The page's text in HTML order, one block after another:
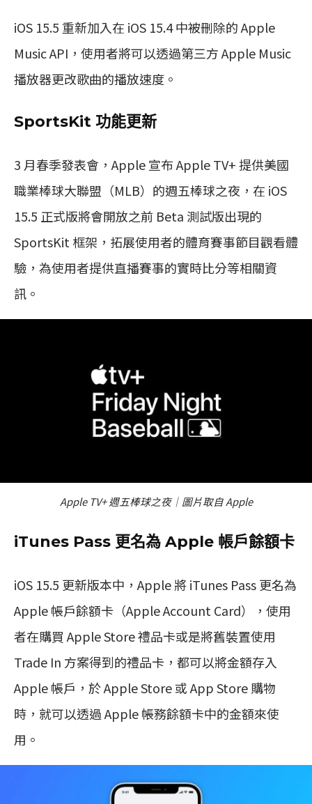
iOS 15.5 重新加入在 iOS 15.4 中被刪除的 Apple
Music API，使用者將可以透過第三方 Apple Music
播放器更改歌曲的播放速度。
SportsKit 功能更新
3 月春季發表會，Apple 宣布 Apple TV+ 提供美國
職業棒球大聯盟（MLB）的週五棒球之夜，在 iOS
15.5 正式版將會開放之前 Beta 測試版出現的
SportsKit 框架，拓展使用者的體育賽事節目觀看體
驗，為使用者提供直播賽事的實時比分等相關資
訊。
Apple TV+ 週五棒球之夜｜圖片取自 Apple
iTunes Pass 更名為 Apple 帳戶餘額卡
iOS 15.5 更新版本中，Apple 將 iTunes Pass 更名為
Apple 帳戶餘額卡（Apple Account Card），使用
者在購買 Apple Store 禮品卡或是將舊裝置使用
Trade In 方案得到的禮品卡，都可以將金額存入
Apple 帳戶，於 Apple Store 或 App Store 購物
時，就可以透過 Apple 帳務餘額卡中的金額來使
用。